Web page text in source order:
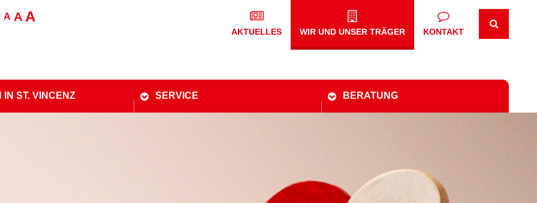
A A A
AKTUELLES WIR UND UNSER TRÄGER KONTAKT
IN ST. VINCENZ SERVICE BERATUNG